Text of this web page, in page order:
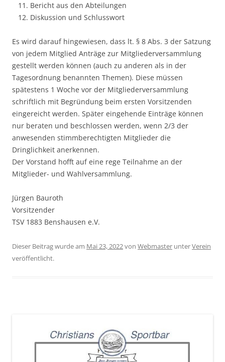
Bericht aus den Abteilungen
Diskussion und Schlusswort
Es wird darauf hingewiesen, dass lt. § 8 Abs. 3 der Satzung
von jedem Mitglied Anträge zur Mitgliederversammlung
gestellt werden können (auch zu anderen als in der
Tagesordnung benannten Themen). Diese müssen
spätestens 1 Woche vor der Mitgliederversammlung
schriftlich mit Begründung beim ersten Vorsitzenden
eingereicht werden. Später eingehende Einträge können
nur beraten und beschlossen werden, wenn 2/3 der
anwesenden stimmberechtigten Mitglieder die
Dringlichkeit anerkennen.
Der Vorstand hofft auf eine rege Teilnahme an der
Mitglieder- und Wahlversammlung.
Jürgen Bauroth
Vorsitzender
TSV 1883 Benshausen e.V.
Dieser Beitrag wurde am Mai 23, 2022von Webmaster unterVerein
veröffentlicht.